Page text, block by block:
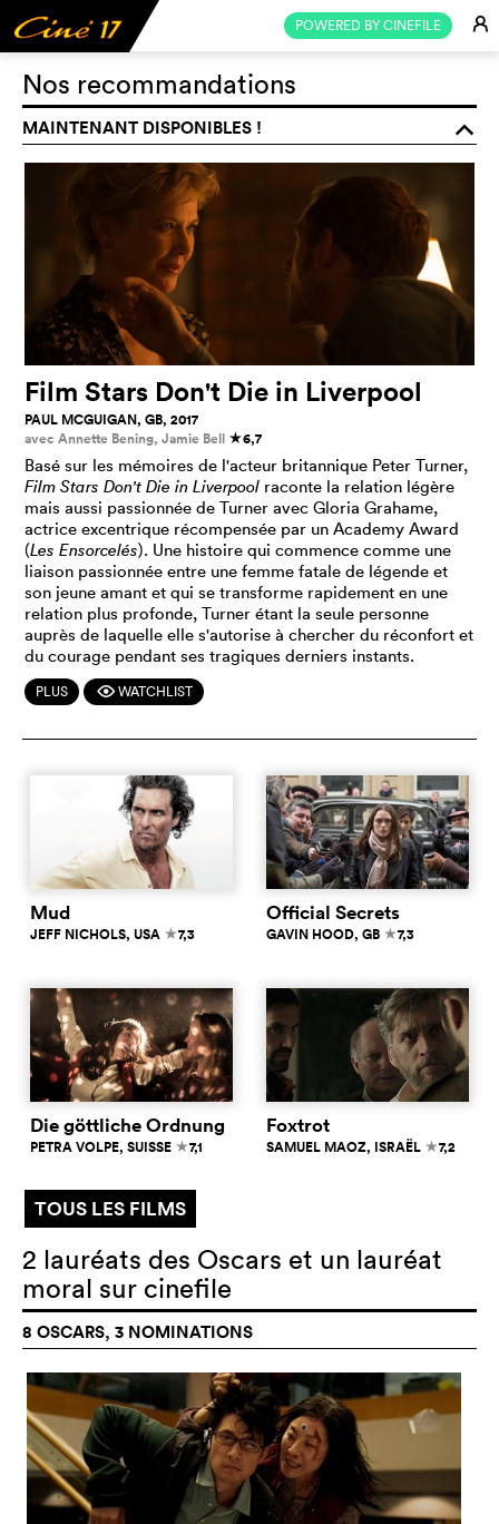
POWERED BY CINEFILE E
Nos recommandations
MAINTENANT DISPONIBLES ! o
Film Stars Don't Die in Liverpool
PAUL MCGUIGAN, GB, 2017
avec Annette Bening, Jamie Bell c6,7
Basé sur les mémoires de l'acteur britannique Peter Turner,
Film Stars Don't Die in Liverpool raconte la relation légère
mais aussi passionnée de Turner avec Gloria Grahame,
actrice excentrique récompensée par un Academy Award
(Les Ensorcelés). Une histoire qui commence comme une
liaison passionnée entre une femme fatale de légende et
son jeune amant et qui se transforme rapidement en une
relation plus profonde, Turner étant la seule personne
auprès de laquelle elle s'autorise à chercher du réconfort et
du courage pendant ses tragiques derniers instants.
PLUS FWATCHLIST
Mud
JEFF NICHOLS, USA c7,3
Official Secrets
GAVIN HOOD, GB c7,3
Die göttliche Ordnung
PETRA VOLPE, SUISSE c7,1
Foxtrot
SAMUEL MAOZ, ISRAËL c7,2
TOUS LES FILMS
2 lauréats des Oscars et un lauréat
moral sur cinefile
8 OSCARS, 3 NOMINATIONS